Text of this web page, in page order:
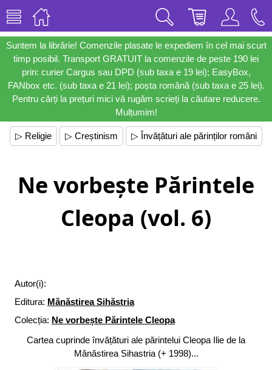
Suntem la librărie! Comenzile plasate le expediem în cel mai scurt
timp posibil. Transport GRATUIT la comenzile de peste 190 lei
prin: curier Cargus sau DPD (sub taxa e 19 lei); EasyBox,
FANbox etc. (sub taxa e 21 lei); poșta română (sub taxa e 25 lei).
Pentru cărți la prețuri mici vă rugăm scrieți la căutare reducere.
Mulțumim!
▷ Religie ▷ Creștinism ▷ Învățături ale părinților români
Ne vorbește Părintele
Cleopa (vol. 6)
Autor(i):
Editura: Mănăstirea Sihăstria
Colecția: Ne vorbește Părintele Cleopa
Cartea cuprinde învățături ale părintelui Cleopa Ilie de la
Mănăstirea Sihastria (+ 1998)...